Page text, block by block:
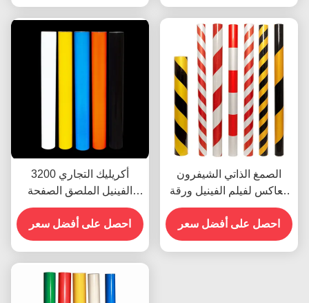
3200 أكريليك التجاري
الفينيل الملصق الصفحة
العاكسة الفيلم المخصص
احصل على أفضل سعر
الصمغ الذاتي الشيفرون
العاكس لفيلم الفينيل ورقة
الفينيل رول الدرجة الإعلانية
احصل على أفضل سعر